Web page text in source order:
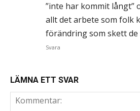
”inte har kommit långt”
allt det arbete som folk
förändring som skett de
Svara
LÄMNA ETT SVAR